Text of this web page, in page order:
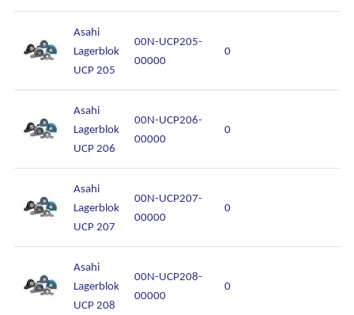
Asahi
Lagerblok
UCP 205
00N-UCP205-
00000
0
Asahi
Lagerblok
UCP 206
00N-UCP206-
00000
0
Asahi
Lagerblok
UCP 207
00N-UCP207-
00000
0
Asahi
Lagerblok
UCP 208
00N-UCP208-
00000
0